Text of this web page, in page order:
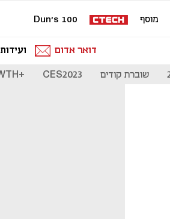
מוסף Dun's 100
דואר אדום ועידות
שוברת קודים CES2023
+GROWTH